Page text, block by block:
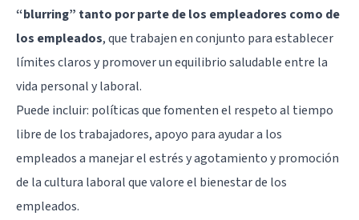
“blurring” tanto por parte de los empleadores como de
los empleados, que trabajen en conjunto para establecer
límites claros y promover un equilibrio saludable entre la
vida personal y laboral.
Puede incluir: políticas que fomenten el respeto al tiempo
libre de los trabajadores, apoyo para ayudar a los
empleados a manejar el estrés y agotamiento y promoción
de la cultura laboral que valore el bienestar de los
empleados.